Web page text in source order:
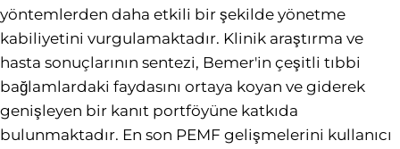
yöntemlerden daha etkili bir şekilde yönetme
kabiliyetini vurgulamaktadır. Klinik araştırma ve
hasta sonuçlarının sentezi, Bemer'in çeşitli tıbbi
bağlamlardaki faydasını ortaya koyan ve giderek
genişleyen bir kanıt portföyüne katkıda
bulunmaktadır. En son PEMF gelişmelerini kullanıcı